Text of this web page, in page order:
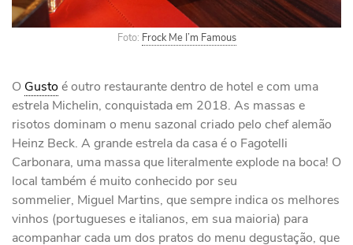
Foto: Frock Me I’m Famous
O Gusto é outro restaurante dentro de hotel e com uma
estrela Michelin, conquistada em 2018. As massas e
risotos dominam o menu sazonal criado pelo chef alemão
Heinz Beck. A grande estrela da casa é o Fagotelli
Carbonara, uma massa que literalmente explode na boca! O
local também é muito conhecido por seu
sommelier, Miguel Martins, que sempre indica os melhores
vinhos (portugueses e italianos, em sua maioria) para
acompanhar cada um dos pratos do menu degustação, que